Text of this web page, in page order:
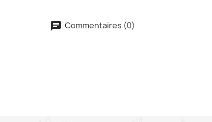
Commentaires (0)